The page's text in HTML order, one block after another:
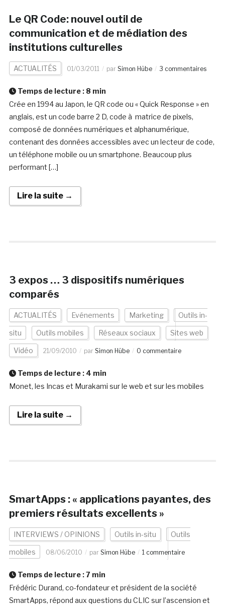
Le QR Code: nouvel outil de
communication et de médiation des
institutions culturelles
ACTUALITÉS 01/03/2011 par Simon Hübe 3 commentaires
Temps de lecture : 8 min
Crée en 1994 au Japon, le QR code ou « Quick Response » en
anglais, est un code barre 2 D, code à matrice de pixels,
composé de données numériques et alphanumérique,
contenant des données accessibles avec un lecteur de code,
un téléphone mobile ou un smartphone. Beaucoup plus
performant […]
Lire la suite →
3 expos … 3 dispositifs numériques
comparés
ACTUALITÉS Evénements Marketing Outils in-
situ Outils mobiles Réseaux sociaux Sites web
Vidéo 21/09/2010 par Simon Hübe 0 commentaire
Temps de lecture : 4 min
Monet, les Incas et Murakami sur le web et sur les mobiles
Lire la suite →
SmartApps : « applications payantes, des
premiers résultats excellents »
INTERVIEWS / OPINIONS Outils in-situ Outils
mobiles 08/06/2010 par Simon Hübe 1 commentaire
Temps de lecture :7 min
Frédéric Durand, co-fondateur et président de la société
SmartApps, répond aux questions du CLIC sur l’ascension et